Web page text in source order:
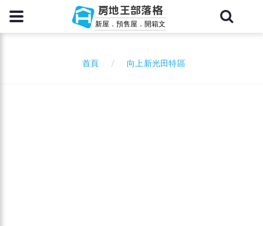
房地王部落格
新屋．預售屋．開箱文
首頁 向上新光田特區